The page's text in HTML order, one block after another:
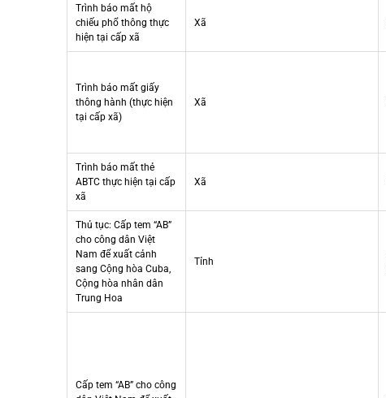
Trình báo mất hộ
chiếu phổ thông thực
hiện tại cấp xã
Xã
Trình báo mất giấy
thông hành (thực hiện
tại cấp xã)
Xã
Trình báo mất thẻ
ABTC thực hiện tại cấp
xã
Xã
Thủ tục: Cấp tem “AB”
cho công dân Việt
Nam để xuất cảnh
sang Cộng hòa Cuba,
Cộng hòa nhân dân
Trung Hoa
Tỉnh
Cấp tem “AB” cho công